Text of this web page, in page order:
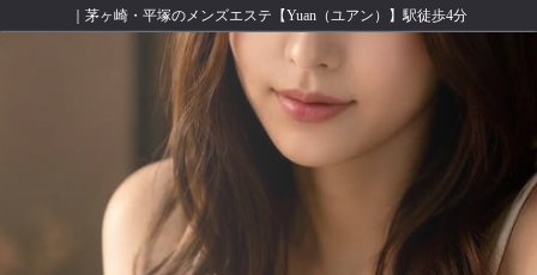
｜茅ヶ崎・平塚のメンズエステ【Yuan（ユアン）】駅徒歩4分